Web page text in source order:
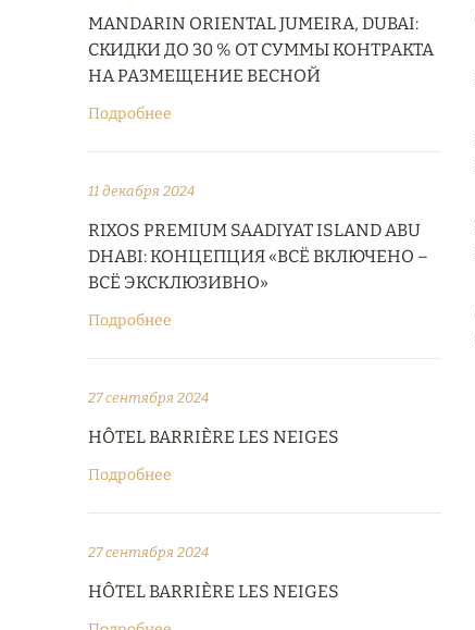
MANDARIN ORIENTAL JUMEIRA, DUBAI:
СКИДКИ ДО 30 % ОТ СУММЫ КОНТРАКТА
НА РАЗМЕЩЕНИЕ ВЕСНОЙ
Подробнее
11 декабря 2024
RIXOS PREMIUM SAADIYAT ISLAND ABU
DHABI: КОНЦЕПЦИЯ «ВСЁ ВКЛЮЧЕНО –
ВСЁ ЭКСКЛЮЗИВНО»
Подробнее
27 сентября 2024
HÔTEL BARRIÈRE LES NEIGES
Подробнее
27 сентября 2024
HÔTEL BARRIÈRE LES NEIGES